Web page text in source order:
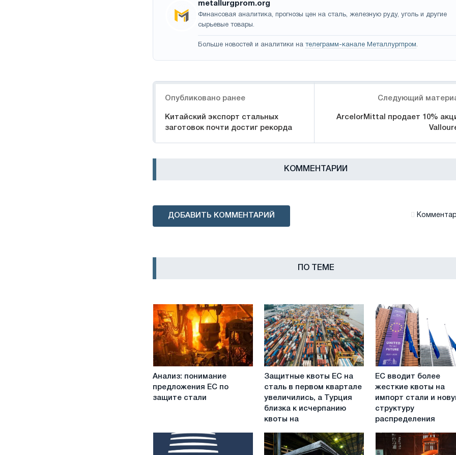
metallurgprom.org
Финансовая аналитика, прогнозы цен на сталь, железную руду, уголь и другие
сырьевые товары.
Больше новостей и аналитики на телеграмм-канале Металлургпром.
Опубликовано ранее
Китайский экспорт стальных
заготовок почти достиг рекорда
Следующий
ArcelorMittal продает 10%
КОММЕНТАРИИ
ДОБАВИТЬ КОММЕНТАРИЙ
ПО ТЕМЕ
Анализ:
предложения
стали
Анализ: понимание
предложения ЕС по
защите стали
Защитные
квоты
на
первом
квартале
Защитные квоты ЕС на
сталь в первом квартале
увеличились, а Турция
близка к исчерпанию
квоты на
ЕС
вводит
жесткие
квоты
на
импорт
стали
ЕС вводит более
жесткие квоты на
импорт стали и
структуру
распределения